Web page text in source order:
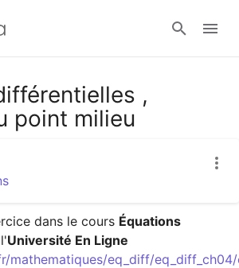
,
point milieu
dans le cours Équations
Université En Ligne
mathematiques/eq_diff/